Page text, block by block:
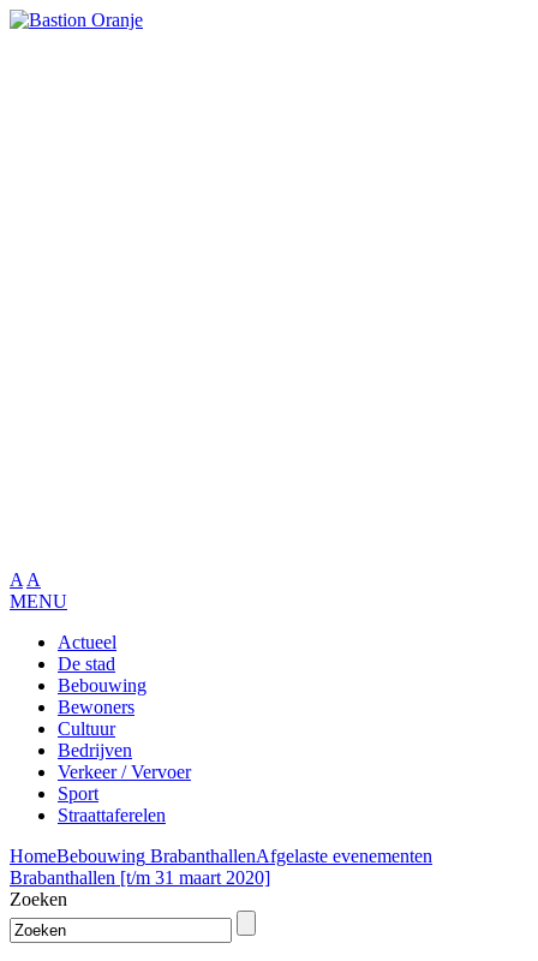
A A
MENU
Actueel
De stad
Bebouwing
Bewoners
Cultuur
Bedrijven
Verkeer / Vervoer
Sport
Straattaferelen
HomeBebouwing BrabanthallenAfgelaste evenementen
Brabanthallen [t/m 31 maart 2020]
Zoeken